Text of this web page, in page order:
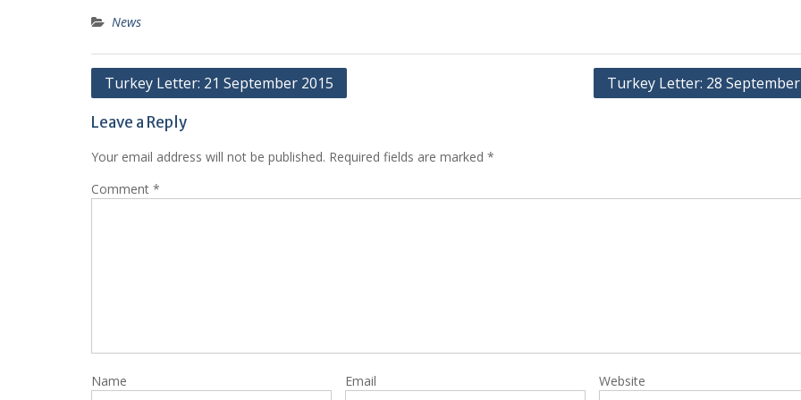
News
Post
Turkey Letter: 21 September 2015
Turkey Letter: 28
Leave a Reply
Your email address will not be published. Required fields are marked *
Comment *
Name Email Website